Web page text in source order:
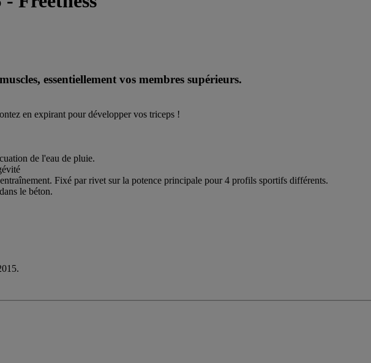
essentiellement vos membres supérieurs.
en expirant pour développer vos triceps !
de l'eau de pluie.
Fixé par rivet sur la potence principale pour 4 profils sportifs différents.
le béton.